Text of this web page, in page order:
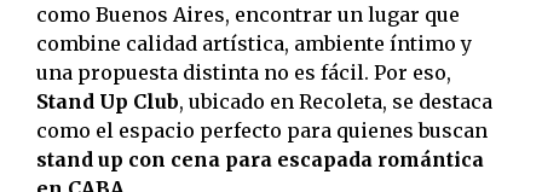
como Buenos Aires, encontrar un lugar que
combine calidad artística, ambiente íntimo y
una propuesta distinta no es fácil. Por eso,
Stand Up Club, ubicado en Recoleta, se destaca
como el espacio perfecto para quienes buscan
stand up con cena para escapada romántica